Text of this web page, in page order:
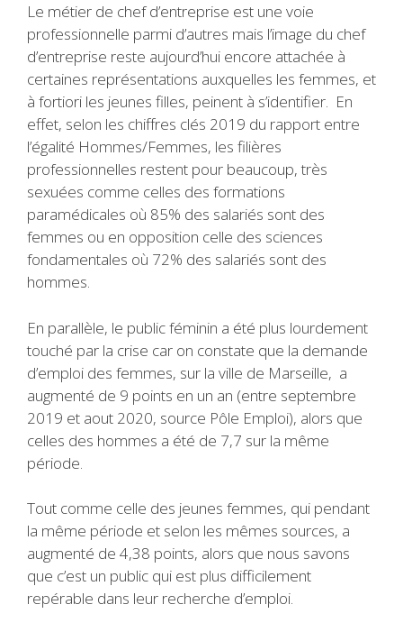
Le métier de chef d’entreprise est une voie
professionnelle parmi d’autres mais l’image du chef
d’entreprise reste aujourd’hui encore attachée à
certaines représentations auxquelles les femmes, et
à fortiori les jeunes filles, peinent à s’identifier. En
effet, selon les chiffres clés 2019 du rapport entre
l’égalité Hommes/Femmes, les filières
professionnelles restent pour beaucoup, très
sexuées comme celles des formations
paramédicales où 85% des salariés sont des
femmes ou en opposition celle des sciences
fondamentales où 72% des salariés sont des
hommes.
En parallèle, le public féminin a été plus lourdement
touché par la crise car on constate que la demande
d’emploi des femmes, sur la ville de Marseille, a
augmenté de 9 points en un an (entre septembre
2019 et aout 2020, source Pôle Emploi), alors que
celles des hommes a été de 7,7 sur la même
période.
Tout comme celle des jeunes femmes, qui pendant
la même période et selon les mêmes sources, a
augmenté de 4,38 points, alors que nous savons
que c’est un public qui est plus difficilement
repérable dans leur recherche d’emploi.